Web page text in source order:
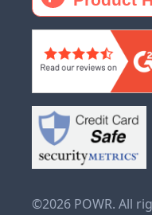
©2026 POWR. All